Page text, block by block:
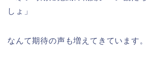
しょ」
なんて期待の声も増えてきています。